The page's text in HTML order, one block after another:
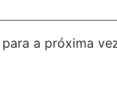
a próxima